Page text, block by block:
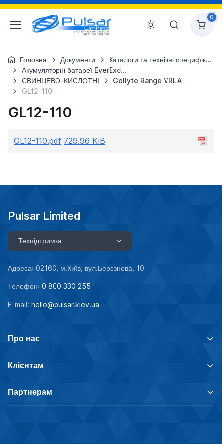
0
Головна Документи
Каталоги та технічні специфікації
Акумуляторні батареї EverExceed
СВИНЦЕВО-КИСЛОТНІ
Gellyte Range VRLA
GL12-110
GL12-110
GL12-110.pdf 729.96 KiB
Pulsar Limited
Техпідтримка
Адреса: 02160, м.Київ, вул.Березнева, 10
Телефон: 0 800 330 255
E-mail: hello@pulsar.kiev.ua
Про нас
Клієнтам
Партнерам